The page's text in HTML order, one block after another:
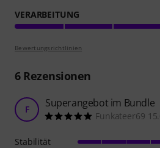
VERARBEITUNG
Bewertungsrichtlinien
6Rezensionen
F Superangebot im Bundle
Funkateer69
Stabilität